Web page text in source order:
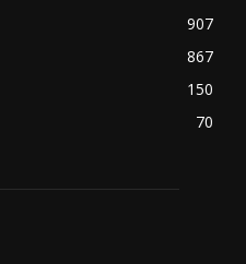
907
867
150
70